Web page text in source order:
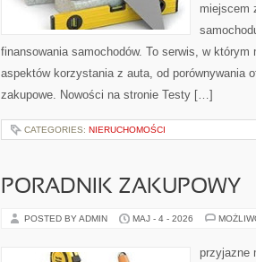
miejscem
finansowania samochodów. To serwis, w
aspektów korzystania z auta, od porównywania
zakupowe. Nowości na stronie Testy […]
CATEGORIES: NIERUCHOMOŚCI
PORADNIK ZAKUPOWY
POSTED BY ADMIN MAJ - 4 - 2026
przyjazne